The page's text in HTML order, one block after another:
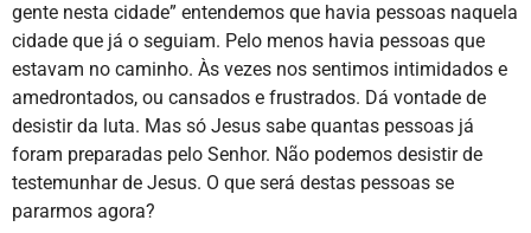
gente nesta cidade” entendemos que havia pessoas naquela
cidade que já o seguiam. Pelo menos havia pessoas que
estavam no caminho. Às vezes nos sentimos intimidados e
amedrontados, ou cansados e frustrados. Dá vontade de
desistir da luta. Mas só Jesus sabe quantas pessoas já
foram preparadas pelo Senhor. Não podemos desistir de
testemunhar de Jesus. O que será destas pessoas se
pararmos agora?